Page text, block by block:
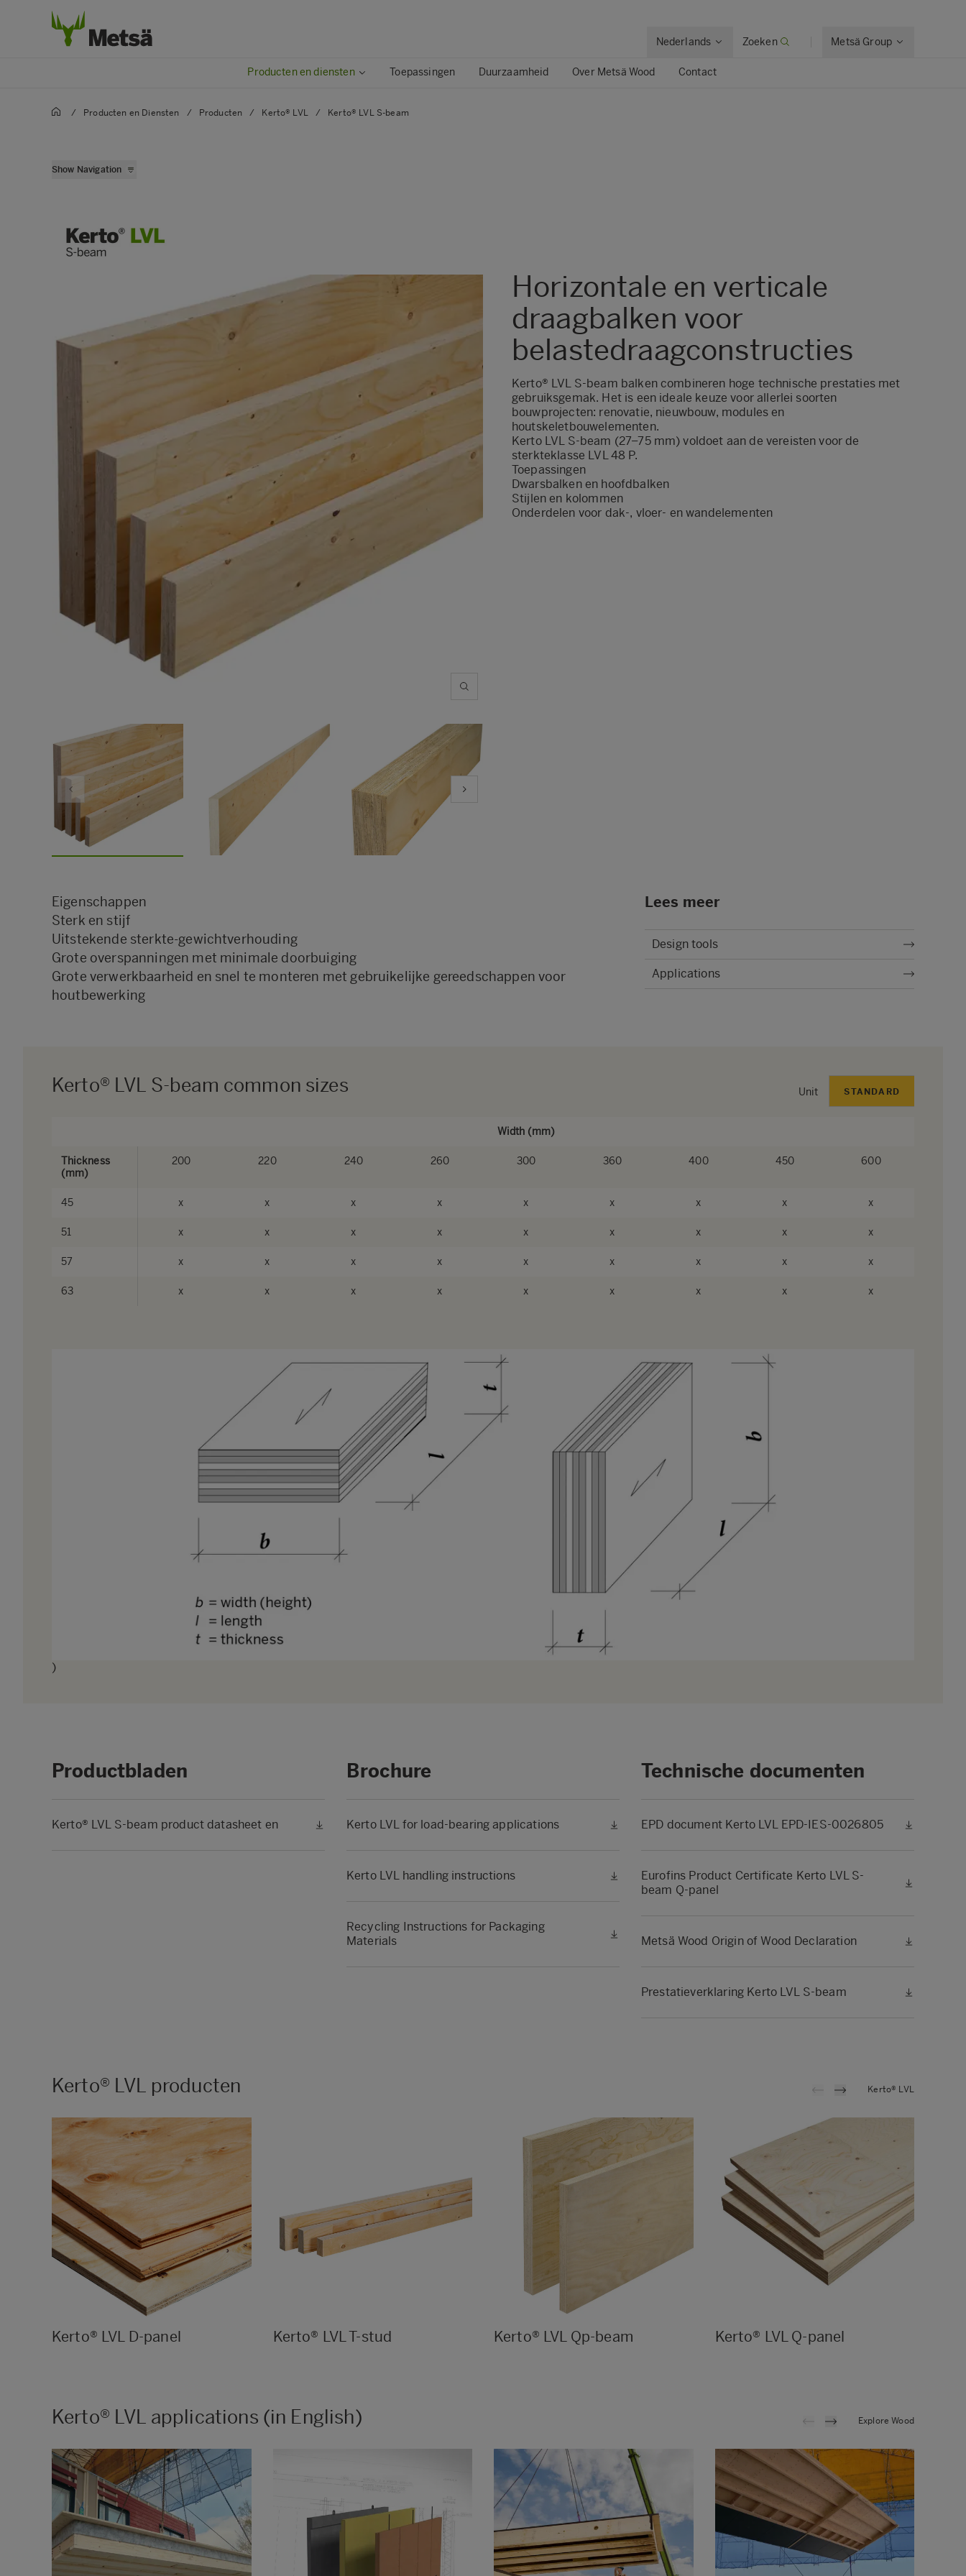
Nederlands Zoeken Metsä Group
Producten en diensten Toepassingen Duurzaamheid Over Metsä Wood Contact
/ Producten en Diensten / Producten / Kerto® LVL / Kerto® LVL S-beam
Show Navigation
Horizontale en verticale
draagbalken voor
belastedraagconstructies
Kerto® LVL S-beam balken combineren hoge technische prestaties met
gebruiksgemak. Het is een ideale keuze voor allerlei soorten
bouwprojecten: renovatie, nieuwbouw, modules en
houtskeletbouwelementen.
Kerto LVL S-beam (27–75 mm) voldoet aan de vereisten voor de
sterkteklasse LVL 48 P.
Toepassingen
Dwarsbalken en hoofdbalken
Stijlen en kolommen
Onderdelen voor dak-, vloer- en wandelementen
Eigenschappen
Sterk en stijf
Uitstekende sterkte-gewichtverhouding
Grote overspanningen met minimale doorbuiging
Grote verwerkbaarheid en snel te monteren met gebruikelijke gereedschappen voor
houtbewerking
Lees meer
Design tools
Applications
Kerto® LVL S-beam common sizes Unit STANDARD
Width (mm)
Thickness
(mm)
200 220 240 260 300 360 400 450 600
45 x x x x x x x x x
51 x x x x x x x x x
57 x x x x x x x x x
63 x x x x x x x x x
)
Productbladen
Kerto® LVL S-beam product datasheet en
Brochure
Kerto LVL for load-bearing applications
Kerto LVL handling instructions
Recycling Instructions for Packaging
Materials
Technische documenten
EPD document Kerto LVL EPD-IES-0026805
Eurofins Product Certificate Kerto LVL S-
beam Q-panel
Metsä Wood Origin of Wood Declaration
Prestatieverklaring Kerto LVL S-beam
Kerto® LVL producten Kerto® LVL
Kerto® LVL D-panel Kerto® LVL T-stud Kerto® LVL Qp-beam Kerto® LVL Q-panel
Kerto® LVL applications (in English) Explore Wood